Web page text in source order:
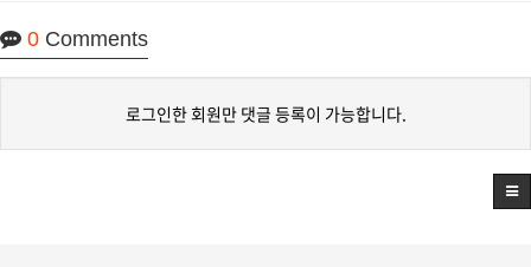
0 Comments
로그인한 회원만 댓글 등록이 가능합니다.